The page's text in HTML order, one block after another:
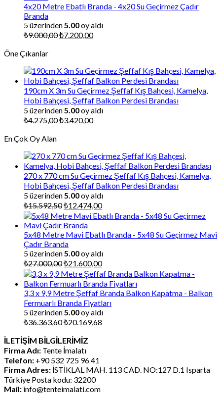
₺252,00.
4x20 Metre Ebatlı Branda - 4x20 Su Geçirmez Çadır
Branda
5 üzerinden5.00oy aldı
₺9.000,00Orijinal
₺7.200,00Şu
Öne Çıkanlar
190cm X 3m Su Geçirmez Şeffaf Kış Bahçesi, Kamelya,
Hobi Bahçesi, Şeffaf Balkon Perdesi Brandası
5 üzerinden5.00oy aldı
₺4.275,00Orijinal
₺3.420,00Şu
En Çok Oy Alan
270 x 770 cm Su Geçirmez Şeffaf Kış Bahçesi, Kamelya,
Hobi Bahçesi, Şeffaf Balkon Perdesi Brandası
5 üzerinden5.00oy aldı
₺15.592,50Orijinal
fiyat:
₺15.592,50.
₺12.474,00Şu
andaki
₺12.474,00.
5x48 Metre Mavi Ebatlı Branda - 5x48 Su Geçirmez Mavi
Çadır Branda
5 üzerinden5.00oy aldı
₺27.000,00Orijinal
fiyat:
₺27.000,00.
₺21.600,00Şu
andaki
fiyat:
₺21.600,00.
3,3 x 9,9 Metre Şeffaf Branda Balkon Kapatma - Balkon
Fermuarlı Branda Fiyatları
5 üzerinden5.00oy aldı
₺36.363,60Orijinal
₺36.363,60.
₺20.169,68
İLETİŞİM BİLGİLERİMİZ
Firma Adı: Tente İmalatı
Telefon: +90 532 725 96 41
Firma Adres: İSTİKLAL MAH. 113 CAD. NO:127 D.1 Isparta
Türkiye Posta kodu: 32200
Mail: info@tenteimalati.com